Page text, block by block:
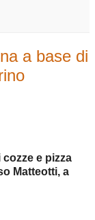
a base di
e pizza
Matteotti, a